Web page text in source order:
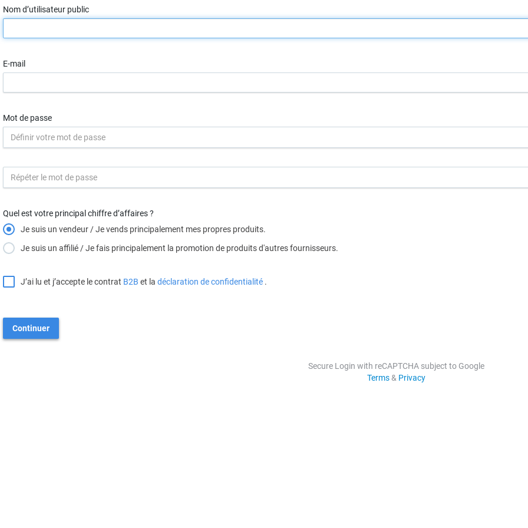
Nom d’utilisateur public
E-mail
Mot de passe
Quel est votre principal chiffre d’affaires ?
Je suis un vendeur / Je vends principalement mes propres produits.
Je suis un affilié / Je fais principalement la promotion de produits d'autres fournisseurs.
J’ai lu et j’accepte le contrat B2B et la déclaration de confidentialité .
Continuer
Secure Login with reCAPTCHA subject to Google
Terms& Privacy